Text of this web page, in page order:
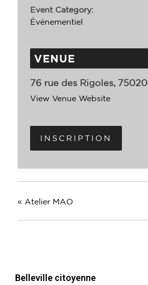
Event Category:
Événementiel
INSCRIPTION
VENUE
76 rue des Rigoles, 75020
View Venue Website
« Atelier MAO
Belleville citoyenne